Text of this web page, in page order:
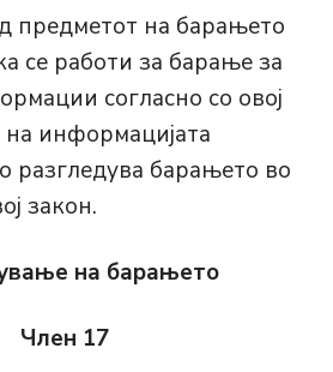
на барањето
се работи за барање за
согласно со овој
информацијата
разгледува барањето во
закон.
на барањето
Член 17